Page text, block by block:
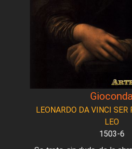
Gioconda
LEONARDO DA VINCI SER
LEO
1503-6